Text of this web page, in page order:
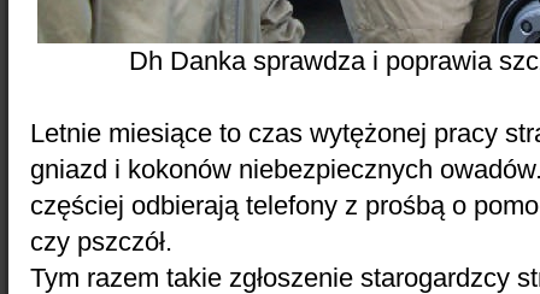
Dh Danka sprawdza i poprawia
Letnie miesiące to czas wytężonej pracy
gniazd i kokonów niebezpiecznych
częściej odbierają telefony z prośbą o
czy pszczół.
Tym razem takie zgłoszenie starogardzcy